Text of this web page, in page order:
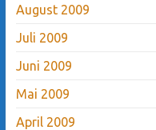
August 2009
Juli 2009
Juni 2009
Mai 2009
April 2009